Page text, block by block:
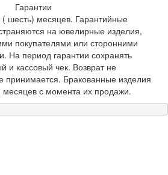
Гарантии
шесть) месяцев. Гарантийные
на ювелирные изделия,
покупателями или сторонними
На период гарантии сохранять
и кассовый чек. Возврат не
принимается. Бракованные изделия
с момента их продажи.